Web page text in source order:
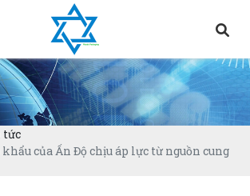
tức
khẩu của Ấn Độ chịu áp lực từ nguồn cung